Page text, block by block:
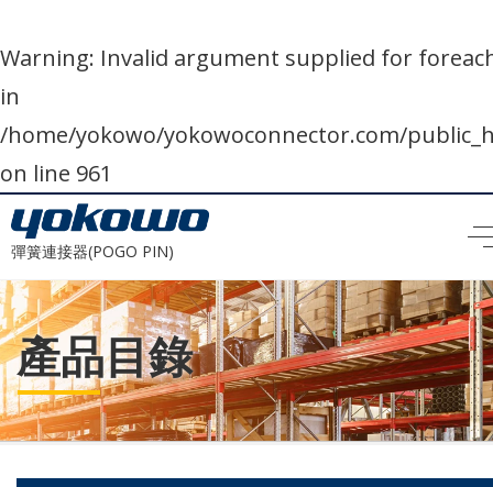
Warning: Invalid argument supplied for
in
/home/yokowo/yokowoconnector.com/
on line 961
彈簧連接器(POGO PIN)
產品目錄